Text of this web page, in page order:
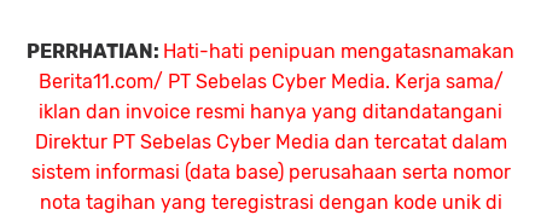
PERRHATIAN: Hati-hati penipuan mengatasnamakan
Berita11.com/ PT Sebelas Cyber Media. Kerja sama/
iklan dan invoice resmi hanya yang ditandatangani
Direktur PT Sebelas Cyber Media dan tercatat dalam
sistem informasi (data base) perusahaan serta nomor
nota tagihan yang teregistrasi dengan kode unik di